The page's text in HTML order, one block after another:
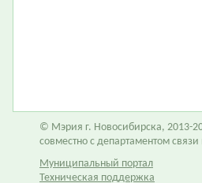
© Мэрия г. Новосибирска, 2013-
совместно с департаментом
Муниципальный портал
Техническая поддержка